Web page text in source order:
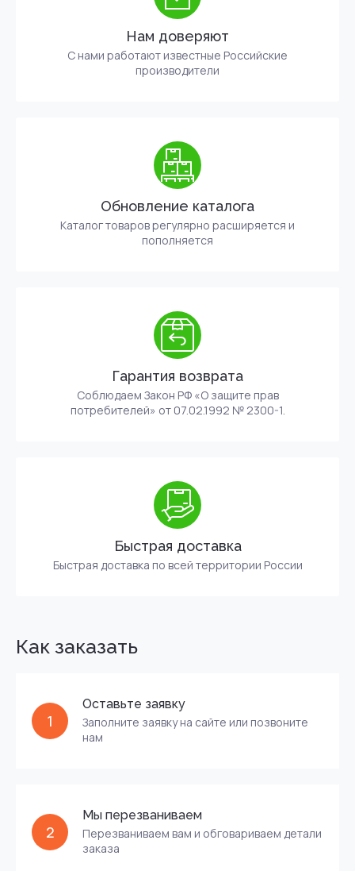
Нам доверяют
С нами работают известные Российские
производители
Обновление каталога
Каталог товаров регулярно расширяется и
пополняется
Гарантия возврата
Соблюдаем Закон РФ «О защите прав
потребителей» от 07.02.1992 № 2300-1.
Быстрая доставка
Быстрая доставка по всей территории России
Как заказать
1
Оставьте заявку
Заполните заявку на сайте или позвоните
нам
2
Мы перезваниваем
Перезваниваем вам и обговариваем детали
заказа